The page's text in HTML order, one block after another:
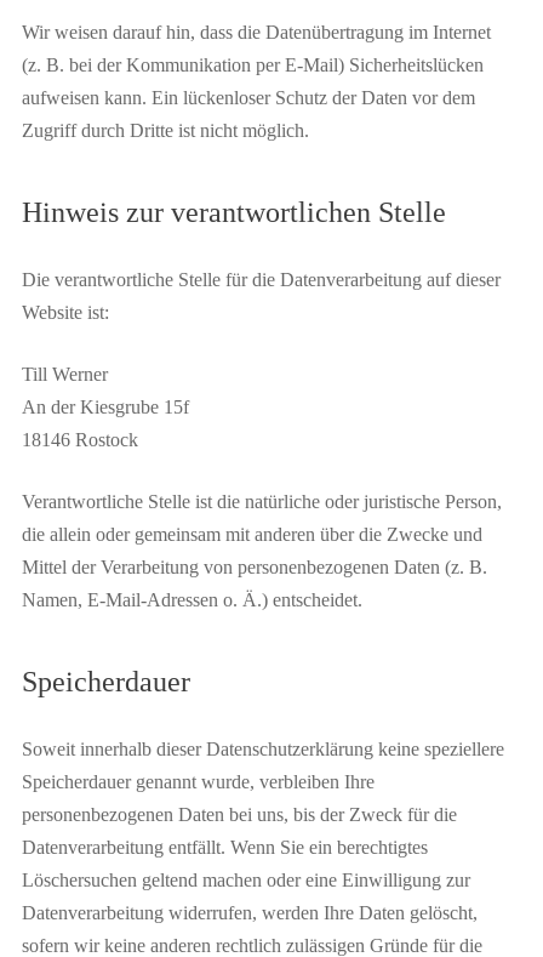
Wir weisen darauf hin, dass die Datenübertragung im Internet
(z. B. bei der Kommunikation per E-Mail) Sicherheitslücken
aufweisen kann. Ein lückenloser Schutz der Daten vor dem
Zugriff durch Dritte ist nicht möglich.
Hinweis zur verantwortlichen Stelle
Die verantwortliche Stelle für die Datenverarbeitung auf dieser
Website ist:
Till Werner
An der Kiesgrube 15f
18146 Rostock
Verantwortliche Stelle ist die natürliche oder juristische Person,
die allein oder gemeinsam mit anderen über die Zwecke und
Mittel der Verarbeitung von personenbezogenen Daten (z. B.
Namen, E-Mail-Adressen o. Ä.) entscheidet.
Speicherdauer
Soweit innerhalb dieser Datenschutzerklärung keine speziellere
Speicherdauer genannt wurde, verbleiben Ihre
personenbezogenen Daten bei uns, bis der Zweck für die
Datenverarbeitung entfällt. Wenn Sie ein berechtigtes
Löschersuchen geltend machen oder eine Einwilligung zur
Datenverarbeitung widerrufen, werden Ihre Daten gelöscht,
sofern wir keine anderen rechtlich zulässigen Gründe für die